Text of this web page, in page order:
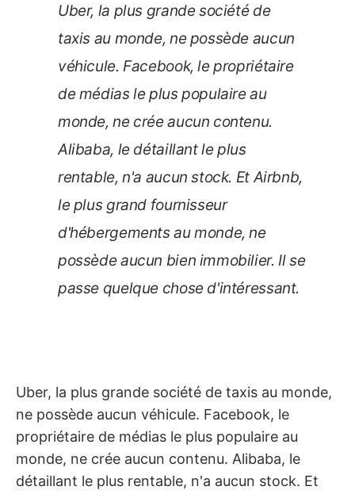
Uber, la plus grande société de
taxis au monde, ne possède aucun
véhicule. Facebook, le propriétaire
de médias le plus populaire au
monde, ne crée aucun contenu.
Alibaba, le détaillant le plus
rentable, n'a aucun stock. Et Airbnb,
le plus grand fournisseur
d'hébergements au monde, ne
possède aucun bien immobilier. Il se
passe quelque chose d'intéressant.
Uber, la plus grande société de taxis au monde,
ne possède aucun véhicule. Facebook, le
propriétaire de médias le plus populaire au
monde, ne crée aucun contenu. Alibaba, le
détaillant le plus rentable, n'a aucun stock. Et